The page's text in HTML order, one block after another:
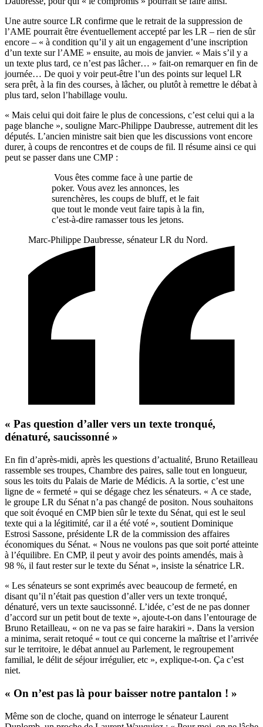
Une autre source LR confirme que le retrait de la suppression de
l’AME pourrait être éventuellement accepté par les LR – rien de sûr
encore – « à condition qu’il y ait un engagement d’une inscription
d’un texte sur l’AME » ensuite, au mois de janvier. « Mais s’il y a
un texte plus tard, ce n’est pas lâcher… » fait-on remarquer en fin de
journée… De quoi y voir peut-être l’un des points sur lequel LR
sera prêt, à la fin des courses, à lâcher, ou plutôt à remettre le débat à
plus tard, selon l’habillage voulu.
« Mais celui qui doit faire le plus de concessions, c’est celui qui a la
page blanche », souligne Marc-Philippe Daubresse, autrement dit les
députés. L’ancien ministre sait bien que les discussions vont encore
durer, à coups de rencontres et de coups de fil. Il résume ainsi ce qui
peut se passer dans une CMP :
Vous êtes comme face à une partie de
poker. Vous avez les annonces, les
surenchères, les coups de bluff, et le fait
que tout le monde veut faire tapis à la fin,
c’est-à-dire ramasser tous les jetons.
Marc-Philippe Daubresse, sénateur LR du Nord.
« Pas question d’aller vers un texte tronqué,
dénaturé, saucissonné »
En fin d’après-midi, après les questions d’actualité, Bruno Retailleau
rassemble ses troupes, Chambre des paires, salle tout en longueur,
sous les toits du Palais de Marie de Médicis. A la sortie, c’est une
ligne de « fermeté » qui se dégage chez les sénateurs. « A ce stade,
le groupe LR du Sénat n’a pas changé de positon. Nous souhaitons
que soit évoqué en CMP bien sûr le texte du Sénat, qui est le seul
texte qui a la légitimité, car il a été voté », soutient Dominique
Estrosi Sassone, présidente LR de la commission des affaires
économiques du Sénat. « Nous ne voulons pas que soit porté atteinte
à l’équilibre. En CMP, il peut y avoir des points amendés, mais à
98 %, il faut rester sur le texte du Sénat », insiste la sénatrice LR.
« Les sénateurs se sont exprimés avec beaucoup de fermeté, en
disant qu’il n’était pas question d’aller vers un texte tronqué,
dénaturé, vers un texte saucissonné. L’idée, c’est de ne pas donner
d’accord sur un petit bout de texte », ajoute-t-on dans l’entourage de
Bruno Retailleau, « on ne va pas se faire harakiri ». Dans la version
a minima, serait retoqué « tout ce qui concerne la maîtrise et l’arrivée
sur le territoire, le débat annuel au Parlement, le regroupement
familial, le délit de séjour irrégulier, etc », explique-t-on. Ça c’est
niet.
« On n’est pas là pour baisser notre pantalon ! »
Même son de cloche, quand on interroge le sénateur Laurent